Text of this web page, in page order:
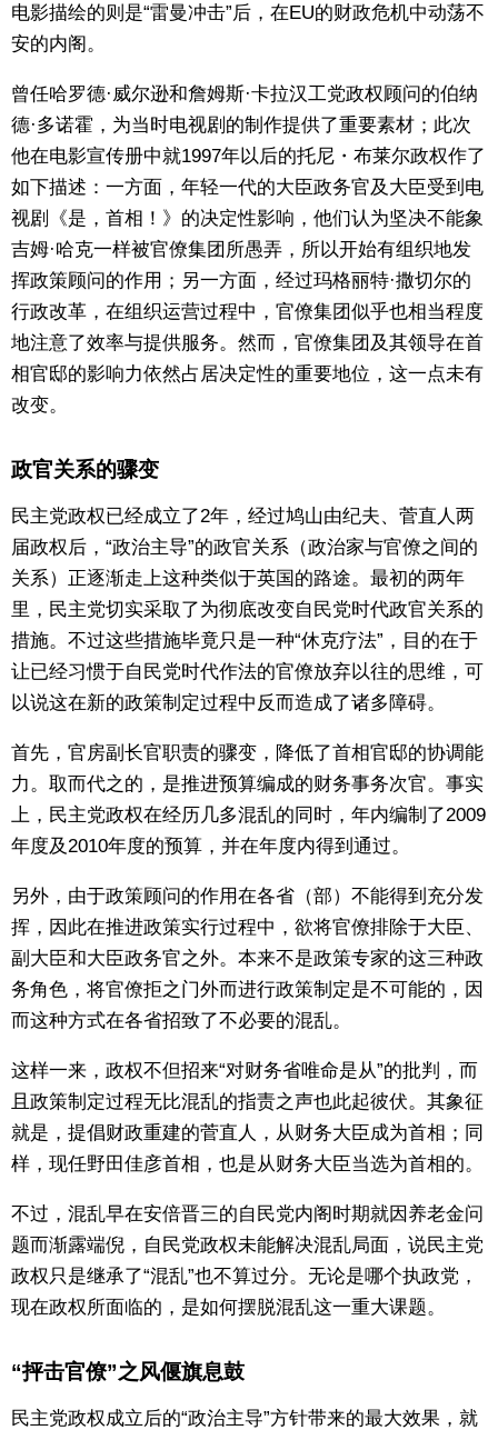
编辑部通知
SNS
电影描绘的则是“雷曼冲击”后，在EU的财政危机中动荡不
安的内阁。
曾任哈罗德·威尔逊和詹姆斯·卡拉汉工党政权顾问的伯纳
德·多诺霍，为当时电视剧的制作提供了重要素材；此次
他在电影宣传册中就1997年以后的托尼・布莱尔政权作了
如下描述：一方面，年轻一代的大臣政务官及大臣受到电
视剧《是，首相！》的决定性影响，他们认为坚决不能象
吉姆·哈克一样被官僚集团所愚弄，所以开始有组织地发
挥政策顾问的作用；另一方面，经过玛格丽特·撒切尔的
行政改革，在组织运营过程中，官僚集团似乎也相当程度
地注意了效率与提供服务。然而，官僚集团及其领导在首
相官邸的影响力依然占居决定性的重要地位，这一点未有
改变。
政官关系的骤变
民主党政权已经成立了2年，经过鸠山由纪夫、菅直人两
届政权后，“政治主导”的政官关系（政治家与官僚之间的
关系）正逐渐走上这种类似于英国的路途。最初的两年
里，民主党切实采取了为彻底改变自民党时代政官关系的
措施。不过这些措施毕竟只是一种“休克疗法”，目的在于
让已经习惯于自民党时代作法的官僚放弃以往的思维，可
以说这在新的政策制定过程中反而造成了诸多障碍。
首先，官房副长官职责的骤变，降低了首相官邸的协调能
力。取而代之的，是推进预算编成的财务事务次官。事实
上，民主党政权在经历几多混乱的同时，年内编制了2009
年度及2010年度的预算，并在年度内得到通过。
另外，由于政策顾问的作用在各省（部）不能得到充分发
挥，因此在推进政策实行过程中，欲将官僚排除于大臣、
副大臣和大臣政务官之外。本来不是政策专家的这三种政
务角色，将官僚拒之门外而进行政策制定是不可能的，因
而这种方式在各省招致了不必要的混乱。
这样一来，政权不但招来“对财务省唯命是从”的批判，而
且政策制定过程无比混乱的指责之声也此起彼伏。其象征
就是，提倡财政重建的菅直人，从财务大臣成为首相；同
样，现任野田佳彦首相，也是从财务大臣当选为首相的。
不过，混乱早在安倍晋三的自民党内阁时期就因养老金问
题而渐露端倪，自民党政权未能解决混乱局面，说民主党
政权只是继承了“混乱”也不算过分。无论是哪个执政党，
现在政权所面临的，是如何摆脱混乱这一重大课题。
“抨击官僚”之风偃旗息鼓
民主党政权成立后的“政治主导”方针带来的最大效果，就